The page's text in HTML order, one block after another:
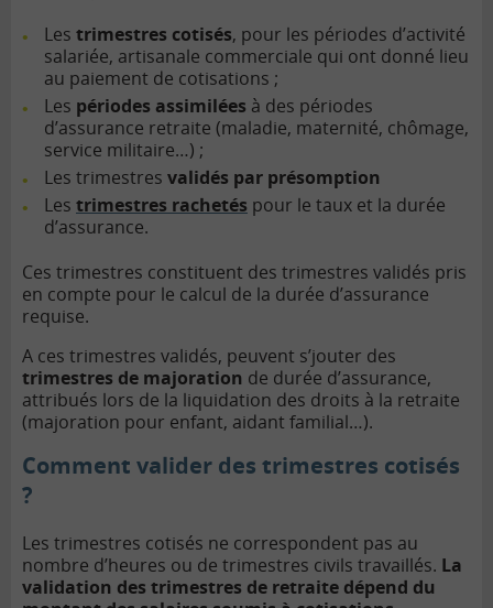
Les trimestres cotisés, pour les périodes d’activité
salariée, artisanale commerciale qui ont donné lieu
au paiement de cotisations ;
Les périodes assimilées à des périodes
d’assurance retraite (maladie, maternité, chômage,
service militaire…) ;
Les trimestres validés par présomption
Les trimestres rachetés pour le taux et la durée
d’assurance.
Ces trimestres constituent des trimestres validés pris
en compte pour le calcul de la durée d’assurance
requise.
A ces trimestres validés, peuvent s’jouter des
trimestres de majoration de durée d’assurance,
attribués lors de la liquidation des droits à la retraite
(majoration pour enfant, aidant familial…).
Comment valider des trimestres cotisés
?
Les trimestres cotisés ne correspondent pas au
nombre d’heures ou de trimestres civils travaillés. La
validation des trimestres de retraite dépend du